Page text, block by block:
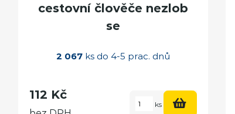
cestovní člověče nezlob
se
2 067ks do 4-5 prac. dnů
112 Kč
ks